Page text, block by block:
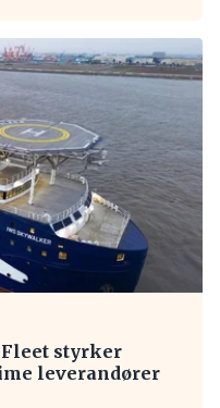
styrker
leverandører